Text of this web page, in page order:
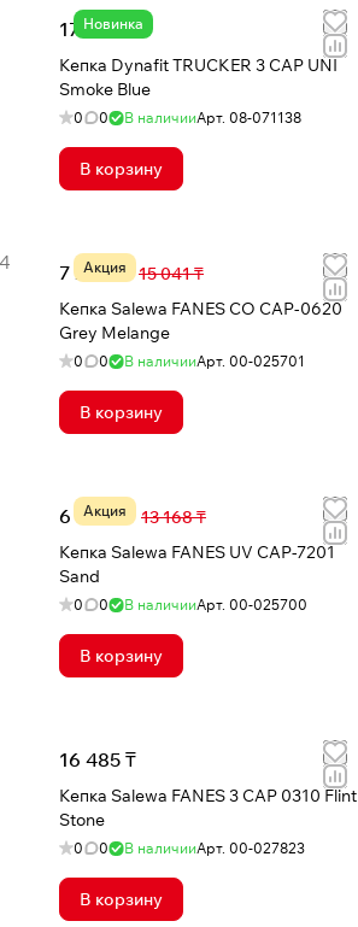
Новинка
17 573 ₸
Кепка Dynafit TRUCKER 3 CAP UNI
Smoke Blue
0 0 В наличииАрт. 08-071138
В корзину
Акция
7 285 ₸
15 041 ₸
Кепка Salewa FANES CO CAP-0620
Grey Melange
0 0 В наличииАрт. 00-025701
В корзину
Акция
6 360 ₸
13 168 ₸
Кепка Salewa FANES UV CAP-7201
Sand
0 0 В наличииАрт. 00-025700
В корзину
16 485 ₸
Кепка Salewa FANES 3 CAP 0310 Flint
Stone
0 0 В наличииАрт. 00-027823
В корзину